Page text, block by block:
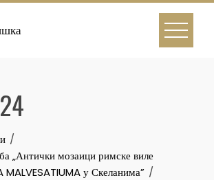
„Антички мозаици римске виле
MALVESATIUMA у Скеланима”